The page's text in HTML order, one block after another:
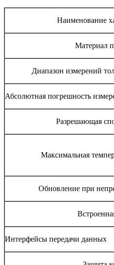
Наименование
Материал
Диапазон измерений
Абсолютная погрешность
Разрешающая
Максимальная
Обновление при
Интерфейсы передачи данных